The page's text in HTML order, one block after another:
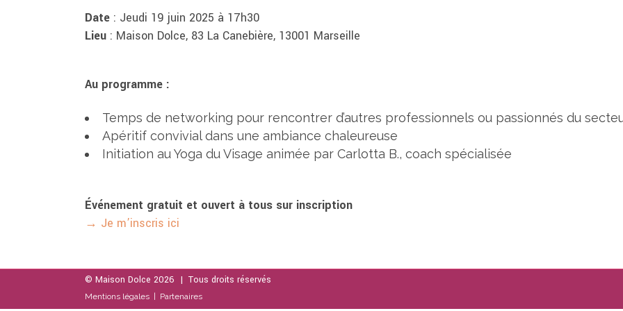
Date : Jeudi 19 juin 2025 à 17h30
Lieu : Maison Dolce, 83 La Canebière, 13001 Marseille
Au programme :
Temps de networking pour rencontrer d’autres professionnels ou passionnés du
Apéritif convivial dans une ambiance chaleureuse
Initiation au Yoga du Visage animée par Carlotta B., coach spécialisée
Événement gratuit et ouvert à tous sur inscription
→ Je m’inscris ici
© Maison Dolce 2026 | Tous droits réservés
Mentions légales | Partenaires